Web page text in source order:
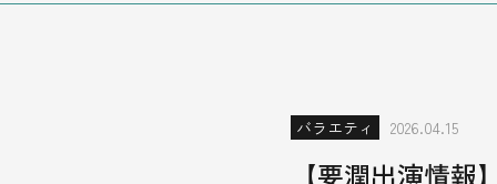
バラエティ 2026.04.15
【要潤出演情報